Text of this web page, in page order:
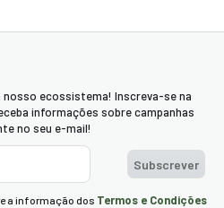
ecossistema! Inscreva-se na
informações sobre campanhas
no seu e-mail!
Subscrever
a informação dos Termos e Condições